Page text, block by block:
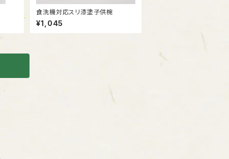
食洗機対応スリ漆塗子供椀
¥1,045